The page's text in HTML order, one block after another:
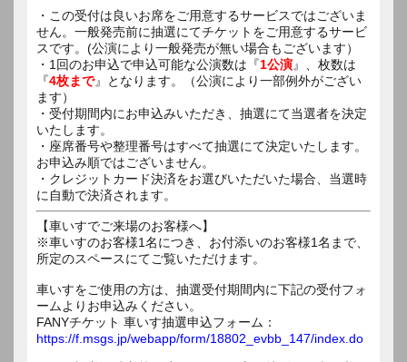
・この受付は良いお席をご用意するサービスではございま
せん。一般発売前に抽選にてチケットをご用意するサービ
スです。(公演により一般発売が無い場合もございます）
・1回のお申込で申込可能な公演数は『1公演』、枚数は
『4枚まで』となります。（公演により一部例外がござい
ます）
・受付期間内にお申込みいただき、抽選にて当選者を決定
いたします。
・座席番号や整理番号はすべて抽選にて決定いたします。
お申込み順ではございません。
・クレジットカード決済をお選びいただいた場合、当選時
に自動で決済されます。
【車いすでご来場のお客様へ】
※車いすのお客様1名につき、お付添いのお客様1名まで、
所定のスペースにてご覧いただけます。
車いすをご使用の方は、抽選受付期間内に下記の受付フォ
ームよりお申込みください。
FANYチケット 車いす抽選申込フォーム：
https://f.msgs.jp/webapp/form/18802_evbb_147/index.do